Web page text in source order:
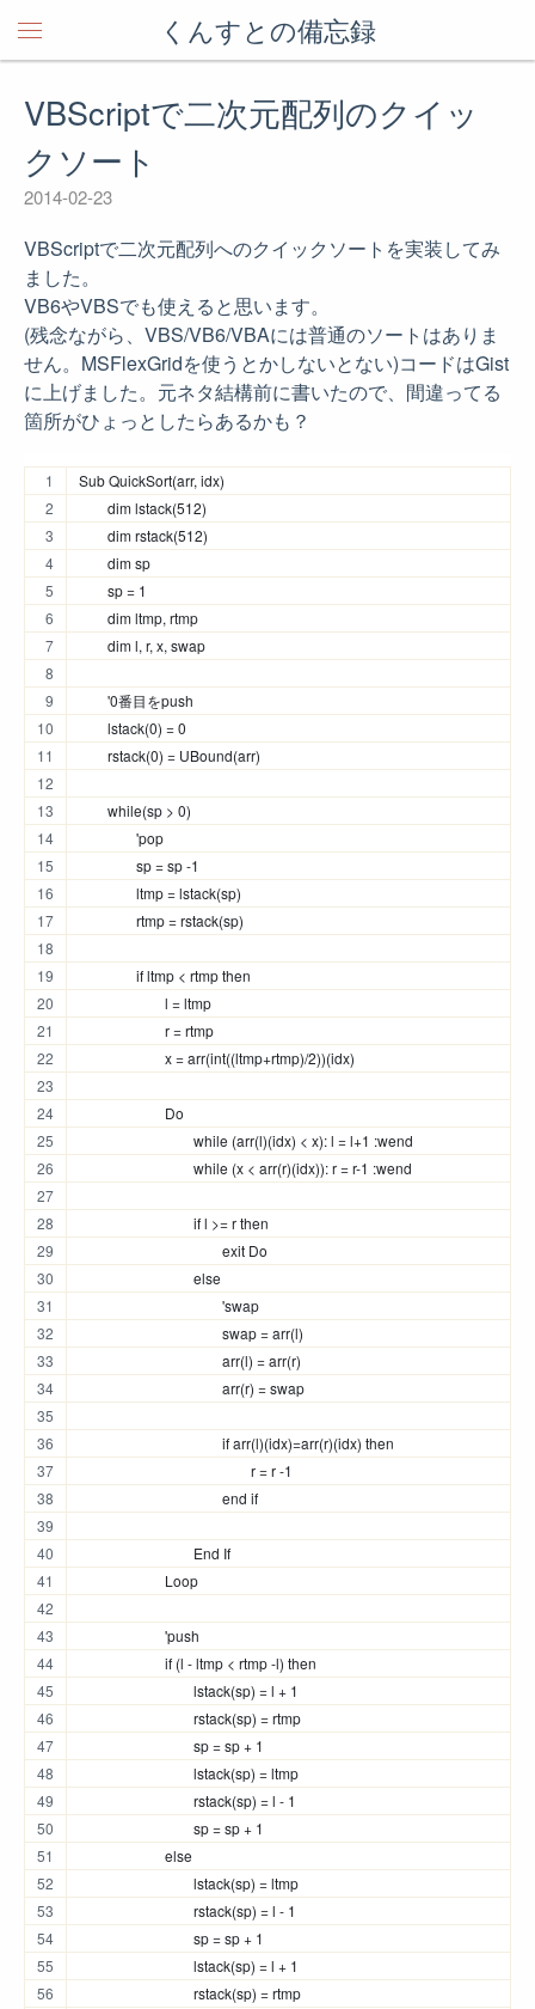
くんすとの備忘録
VBScriptで二次元配列のクイッ
クソート
2014-02-23
VBScriptで二次元配列へのクイックソートを実装してみ
ました。
VB6やVBSでも使えると思います。
(残念ながら、VBS/VB6/VBAには普通のソートはありま
せん。MSFlexGridを使うとかしないとない)コードはGist
に上げました。元ネタ結構前に書いたので、間違ってる
箇所がひょっとしたらあるかも？
Sub QuickSort(arr, idx)
	dim lstack(512)
	dim rstack(512)
	dim sp
	sp = 1
	dim ltmp, rtmp
	dim l, r, x, swap
	'0番目をpush
	lstack(0) = 0
	rstack(0) = UBound(arr)
	while(sp > 0)
		'pop
		sp = sp -1
		ltmp = lstack(sp)
		rtmp = rstack(sp)
		if ltmp < rtmp then
			l = ltmp
			r = rtmp
			x = arr(int((ltmp+rtmp)/2))(idx)
			Do
				while (arr(l)(idx) < x): l = l+1 :wend
				while (x < arr(r)(idx)): r = r-1 :wend
				if l >= r then
					exit Do
				else
					'swap
					swap = arr(l)
					arr(l) = arr(r)
					arr(r) = swap
					if arr(l)(idx)=arr(r)(idx) then
						r = r -1
					end if
				End If
			Loop
			'push
			if (l - ltmp < rtmp -l) then
				lstack(sp) = l + 1
				rstack(sp) = rtmp
				sp = sp + 1
				lstack(sp) = ltmp
				rstack(sp) = l - 1
				sp = sp + 1
			else
				lstack(sp) = ltmp
				rstack(sp) = l - 1
				sp = sp + 1
				lstack(sp) = l + 1
				rstack(sp) = rtmp